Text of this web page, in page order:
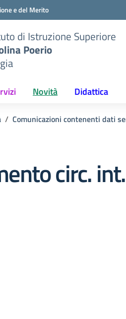
strumenti
e del Merito
di Istruzione Superiore
Poerio
Novità Didattica
Comunicazioni contenenti dati
circ.